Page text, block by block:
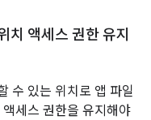
치 액세스 권한 유지
수 있는 위치로 앱 파일
세스 권한을 유지해야